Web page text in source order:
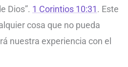
Dios”. 1 Corintios 10:31. Este
cosa que no pueda
nuestra experiencia con el